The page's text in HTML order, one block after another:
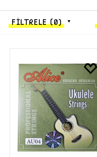
FİLTRELE(0)